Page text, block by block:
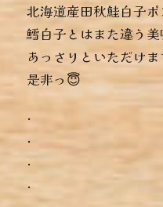
北海道産田秋鮭白子ポ
鱈白子とはまた違う美
あっさりといただけま
是非っ😇
.
.
.
.